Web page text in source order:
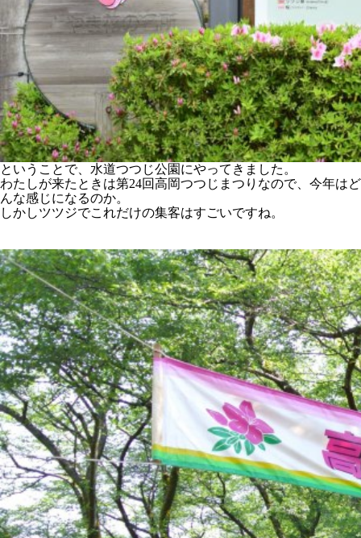
ということで、水道つつじ公園にやってきました。
わたしが来たときは第24回高岡つつじまつりなので、今年はど
んな感じになるのか。
しかしツツジでこれだけの集客はすごいですね。